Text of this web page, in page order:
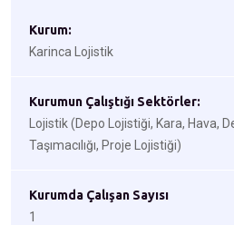
Kurum:
Karinca Lojistik
Kurumun Çalıştığı Sektörler:
Lojistik (Depo Lojistiği, Kara, Hava,
Taşımacılığı, Proje Lojistiği)
Kurumda Çalışan Sayısı
1